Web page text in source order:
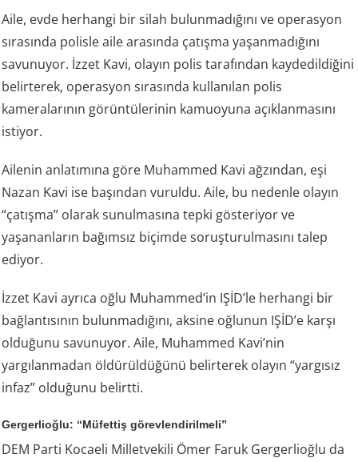
Aile, evde herhangi bir silah bulunmadığını ve operasyon
sırasında polisle aile arasında çatışma yaşanmadığını
savunuyor. İzzet Kavi, olayın polis tarafından kaydedildiğini
belirterek, operasyon sırasında kullanılan polis
kameralarının görüntülerinin kamuoyuna açıklanmasını
istiyor.
Ailenin anlatımına göre Muhammed Kavi ağzından, eşi
Nazan Kavi ise başından vuruldu. Aile, bu nedenle olayın
“çatışma” olarak sunulmasına tepki gösteriyor ve
yaşananların bağımsız biçimde soruşturulmasını talep
ediyor.
İzzet Kavi ayrıca oğlu Muhammed’in IŞİD’le herhangi bir
bağlantısının bulunmadığını, aksine oğlunun IŞİD’e karşı
olduğunu savunuyor. Aile, Muhammed Kavi’nin
yargılanmadan öldürüldüğünü belirterek olayın “yargısız
infaz” olduğunu belirtti.
Gergerlioğlu: “Müfettiş görevlendirilmeli”
DEM Parti Kocaeli Milletvekili Ömer Faruk Gergerlioğlu da